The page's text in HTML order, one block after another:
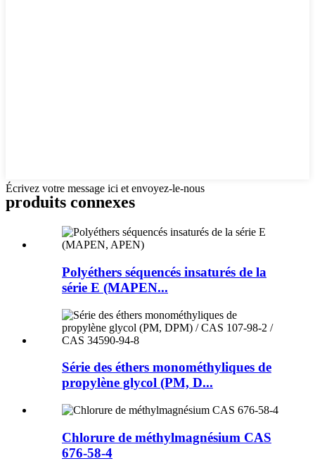
Écrivez votre message ici et envoyez-le-nous
produits connexes
Polyéthers séquencés insaturés de la
série E (MAPEN...
Série des éthers monométhyliques de
propylène glycol (PM, D...
Chlorure de méthylmagnésium CAS
676-58-4